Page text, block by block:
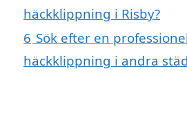
häckklippning i Risby?
6 Sök efter en
häckklippning i andra